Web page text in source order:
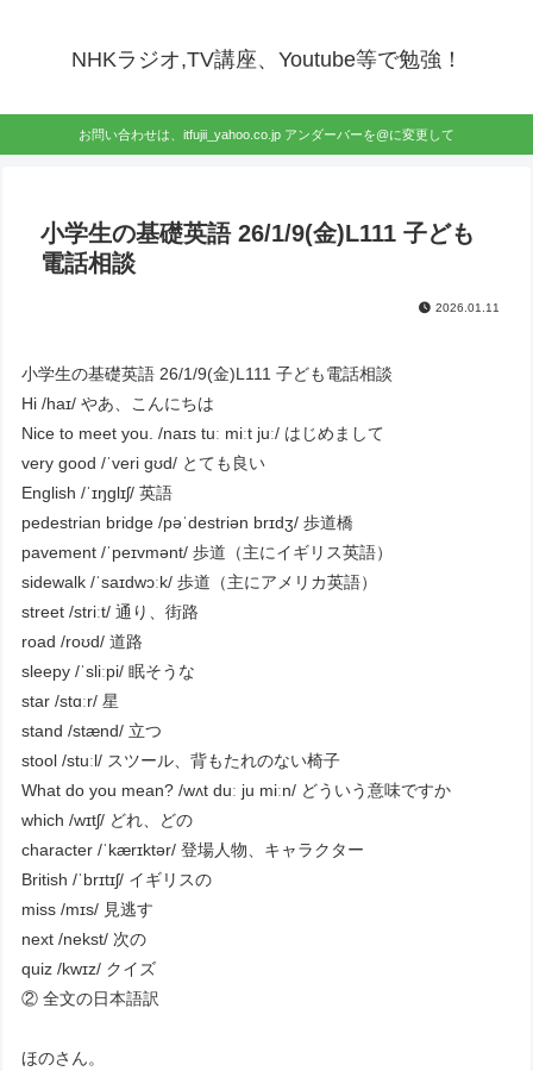
NHKラジオ,TV講座、Youtube等で勉強！
お問い合わせは、itfujii_yahoo.co.jp アンダーバーを@に変更して
小学生の基礎英語 26/1/9(金)L111 子ども
電話相談
2026.01.11
小学生の基礎英語 26/1/9(金)L111 子ども電話相談
Hi /haɪ/ やあ、こんにちは
Nice to meet you. /naɪs tuː miːt juː/ はじめまして
very good /ˈveri ɡʊd/ とても良い
English /ˈɪŋɡlɪʃ/ 英語
pedestrian bridge /pəˈdestriən brɪdʒ/ 歩道橋
pavement /ˈpeɪvmənt/ 歩道（主にイギリス英語）
sidewalk /ˈsaɪdwɔːk/ 歩道（主にアメリカ英語）
street /striːt/ 通り、街路
road /roʊd/ 道路
sleepy /ˈsliːpi/ 眠そうな
star /stɑːr/ 星
stand /stænd/ 立つ
stool /stuːl/ スツール、背もたれのない椅子
What do you mean? /wʌt duː ju miːn/ どういう意味ですか
which /wɪtʃ/ どれ、どの
character /ˈkærɪktər/ 登場人物、キャラクター
British /ˈbrɪtɪʃ/ イギリスの
miss /mɪs/ 見逃す
next /nekst/ 次の
quiz /kwɪz/ クイズ
② 全文の日本語訳
ほのさん。